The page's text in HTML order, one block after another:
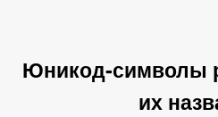
Юникод‑символы
их